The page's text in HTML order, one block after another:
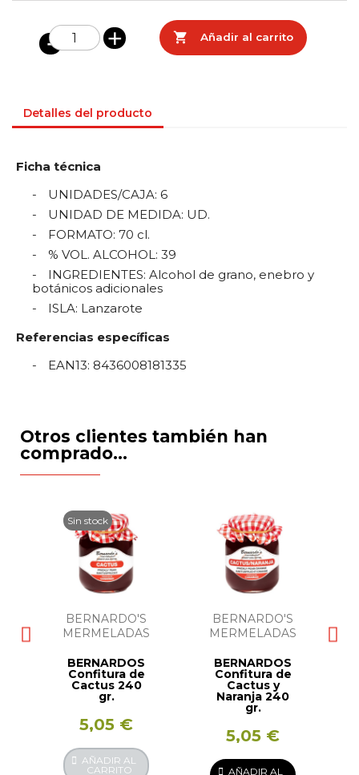
 Añadir al carrito
Detalles del producto
Ficha técnica
UNIDADES/CAJA: 6
UNIDAD DE MEDIDA: UD.
FORMATO: 70 cl.
% VOL. ALCOHOL: 39
INGREDIENTES: Alcohol de grano, enebro y
botánicos adicionales
ISLA: Lanzarote
Referencias específicas
EAN13: 8436008181335
Otros clientes también han
comprado...
Sin stock
BERNARDO'S
MERMELADAS
BERNARDOS
Confitura de
Cactus 240
gr.
5,05 €
AÑADIR AL
CARRITO
BERNARDO'S
MERMELADAS
BERNARDOS
Confitura de
Cactus y
Naranja 240
gr.
5,05 €
AÑADIR AL